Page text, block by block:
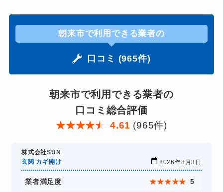
朝来市で利用できる業者の
口コミ (965件)
朝来市で利用できる業者の
口コミ総合評価
★★★★★ 4.61 (965件)
株式会社SUN
玄関 カギ開け
2026年8月3日
業者満足度 ★★★★★ 5